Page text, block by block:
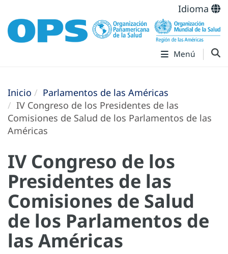
Idioma
Menú
Inicio
Parlamentos de las Américas
IV Congreso de los Presidentes de las
Comisiones de Salud de los Parlamentos de las
Américas
IV Congreso de los
Presidentes de las
Comisiones de Salud
de los Parlamentos de
las Américas